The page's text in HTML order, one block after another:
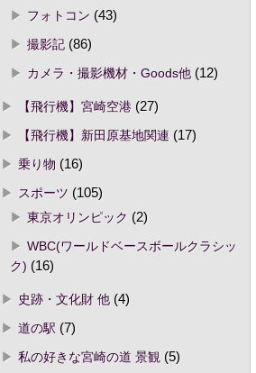
フォトコン (43)
撮影記(86)
カメラ・撮影機材・Goods他(12)
【飛行機】宮崎空港(27)
【飛行機】新田原基地関連 (17)
乗り物 (16)
スポーツ (105)
東京オリンピック (2)
WBC(ワールドベースボールクラシッ
ク) (16)
史跡・文化財 他(4)
道の駅 (7)
私の好きな宮崎の道 景観 (5)